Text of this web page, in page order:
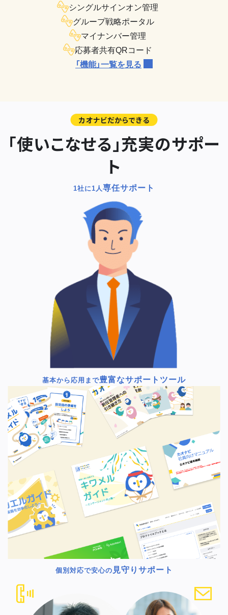
シングルサインオン管理
グループ戦略ポータル
マイナンバー管理
応募者共有QRコード
「機能」一覧を見る
カオナビだからできる
「使いこなせる」充実のサポー
ト
1社に1人専任サポート
基本から応用まで豊富なサポートツール
個別対応で安心の 見守りサポート